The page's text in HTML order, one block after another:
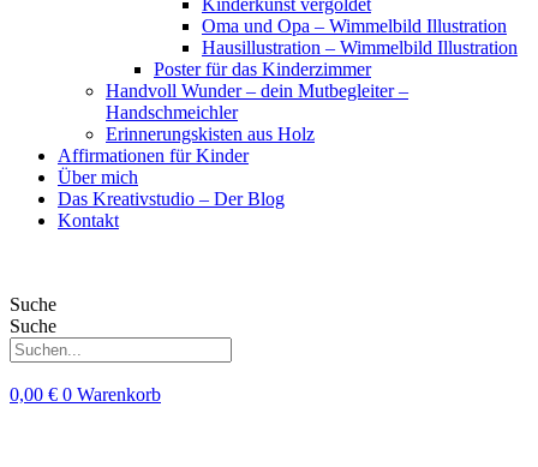
Kinderkunst vergoldet
Oma und Opa – Wimmelbild Illustration
Hausillustration – Wimmelbild Illustration
Poster für das Kinderzimmer
Handvoll Wunder – dein Mutbegleiter –
Handschmeichler
Erinnerungskisten aus Holz
Affirmationen für Kinder
Über mich
Das Kreativstudio – Der Blog
Kontakt
Suche
Suche
0,00 € 0 Warenkorb